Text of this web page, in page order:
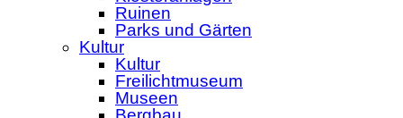
Ruinen
Parks und Gärten
Kultur
Kultur
Freilichtmuseum
Museen